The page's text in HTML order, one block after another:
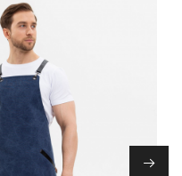
→